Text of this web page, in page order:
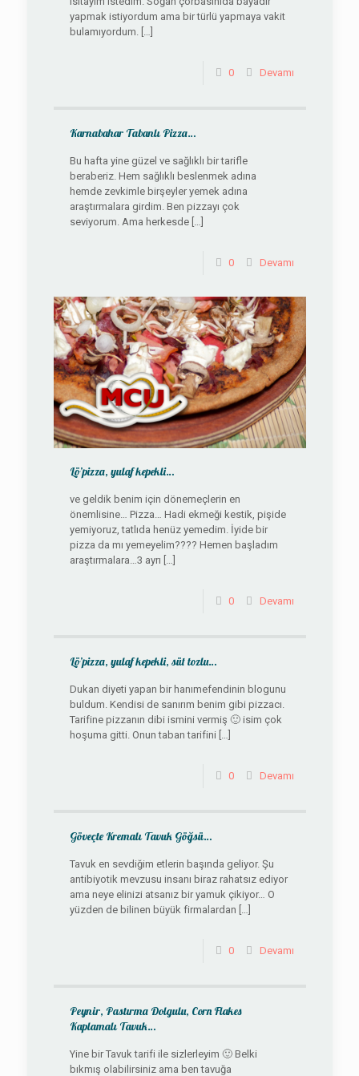
yapmak istiyordum ama bir türlü yapmaya vakit
bulamıyordum.[…]
0 Devamı
Karnabahar Tabanlı Pizza…
Bu hafta yine güzel ve sağlıklı bir tarifle
beraberiz. Hem sağlıklı beslenmek adına
hemde zevkimle birşeyler yemek adına
araştırmalara girdim. Ben pizzayı çok
seviyorum. Ama herkesde[…]
0 Devamı
Lö’pizza, yulaf kepekli…
ve geldik benim için dönemeçlerin en
önemlisine… Pizza… Hadi ekmeği kestik, pişide
yemiyoruz, tatlıda henüz yemedim. İyide bir
pizza da mı yemeyelim???? Hemen başladım
araştırmalara…3 ayrı […]
0 Devamı
Lö’pizza, yulaf kepekli, süt tozlu…
Dukan diyeti yapan bir hanımefendinin blogunu
buldum. Kendisi de sanırım benim gibi pizzacı.
Tarifine pizzanın dibi ismini vermiş 🙂 isim çok
hoşuma gitti. Onun taban tarifini […]
0 Devamı
Göveçte Kremalı Tavuk Göğsü…
Tavuk en sevdiğim etlerin başında geliyor. Şu
antibiyotik mevzusu insanı biraz rahatsız ediyor
ama neye elinizi atsanız bir yamuk çikiyor… O
yüzden de bilinen büyük firmalardan […]
0 Devamı
Peynir, Pastırma Dolgulu, Corn Flakes
Kaplamalı Tavuk…
Yine bir Tavuk tarifi ile sizlerleyim 🙂 Belki
bıkmış olabilirsiniz ama ben tavuğa